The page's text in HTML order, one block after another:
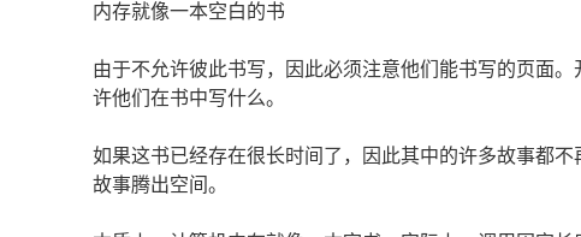
内存就像一本空白的书
由于不允许彼此书写，因此必须注意他们能书写的页面
许他们在书中写什么。
如果这书已经存在很长时间了，因此其中的许多故事都
故事腾出空间。